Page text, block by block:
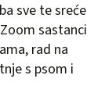
sve te sreće
sastanci
rad na
s psom i